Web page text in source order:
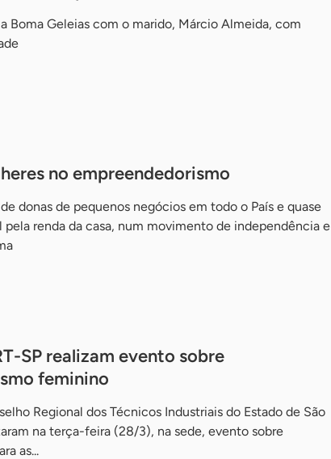
Boma Geleias com o marido, Márcio Almeida, com
no empreendedorismo
donas de pequenos negócios em todo o País e quase
pela renda da casa, num movimento de independência e
SP realizam evento sobre
feminino
Regional dos Técnicos Industriais do Estado de São
na terça-feira (28/3), na sede, evento sobre
as...